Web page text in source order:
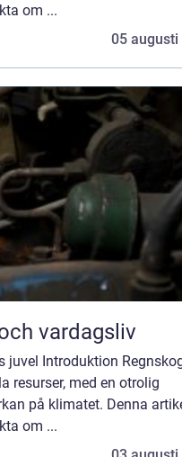
om ...
05 augusti
vardagsliv
juvel Introduktion
resurser, med en otrolig
på klimatet. Denna
om ...